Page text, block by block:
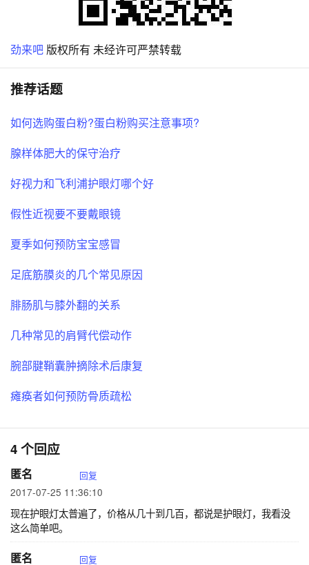
劲来吧 版权所有 未经许可严禁转载
推荐话题
如何选购蛋白粉?蛋白粉购买注意事项?
腺样体肥大的保守治疗
好视力和飞利浦护眼灯哪个好
假性近视要不要戴眼镜
夏季如何预防宝宝感冒
足底筋膜炎的几个常见原因
腓肠肌与膝外翻的关系
几种常见的肩臂代偿动作
腕部腱鞘囊肿摘除术后康复
瘫痪者如何预防骨质疏松
4 个回应
匿名 回复
2017-07-25 11:36:10
现在护眼灯太普遍了，价格从几十到几百，都说是护眼灯，我看没
这么简单吧。
匿名 回复